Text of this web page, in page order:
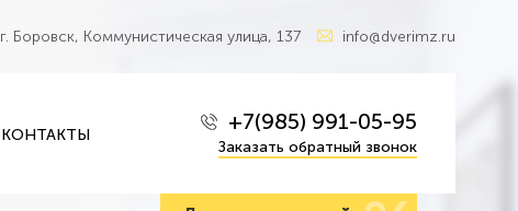
г. Боровск, Коммунистическая улица, 137 info@dverimz.ru
КОНТАКТЫ +7(985) 991-05-95
Заказать обратный звонок